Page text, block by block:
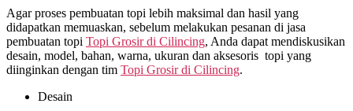
Agar proses pembuatan topi lebih maksimal dan hasil yang
didapatkan memuaskan, sebelum melakukan pesanan di jasa
pembuatan topi Topi Grosir di Cilincing, Anda dapat mendiskusikan
desain, model, bahan, warna, ukuran dan aksesoris topi yang
diinginkan dengan tim Topi Grosir di Cilincing.
Desain